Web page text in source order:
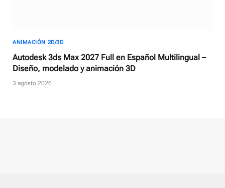
ANIMACIÓN 2D/3D
Autodesk 3ds Max 2027 Full en Español Multilingual –
Diseño, modelado y animación 3D
3 agosto 2026